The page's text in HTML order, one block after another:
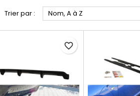
Trier par : Nom, A à Z
favorite_border